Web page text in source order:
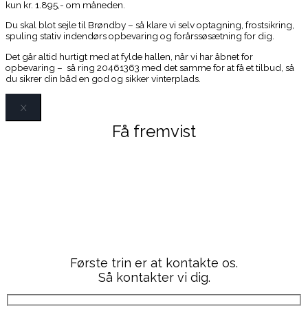
kun kr. 1.895,- om måneden.
Du skal blot sejle til Brøndby – så klare vi selv optagning, frostsikring,
spuling stativ indendørs opbevaring og forårssøsætning for dig.
Det går altid hurtigt med at fylde hallen, når vi har åbnet for
opbevaring – så ring 20461363 med det samme for at få et tilbud, så
du sikrer din båd en god og sikker vinterplads.
X
Få fremvist
Første trin er at kontakte os.
Så kontakter vi dig.